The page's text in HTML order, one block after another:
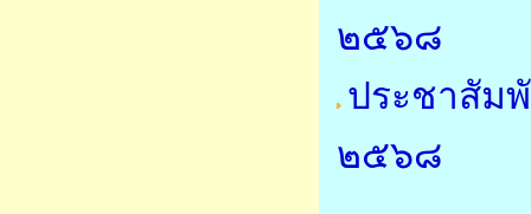
๒๕๖๘
ประชาสัม
๒๕๖๘